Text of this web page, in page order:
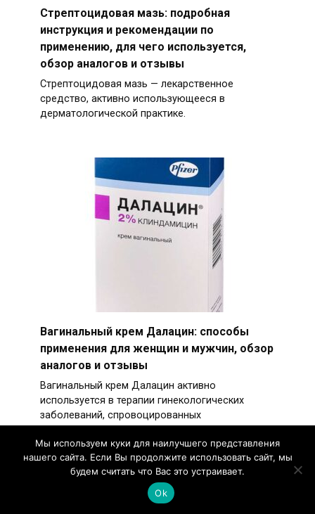
Стрептоцидовая мазь: подробная
инструкция и рекомендации по
применению, для чего используется,
обзор аналогов и отзывы
Стрептоцидовая мазь — лекарственное
средство, активно использующееся в
дерматологической практике.
Вагинальный крем Далацин: способы
применения для женщин и мужчин, обзор
аналогов и отзывы
Вагинальный крем Далацин активно
используется в терапии гинекологических
заболеваний, спровоцированных
Мы используем куки для наилучшего представления
нашего сайта. Если Вы продолжите использовать сайт, мы
будем считать что Вас это устраивает.
Ok